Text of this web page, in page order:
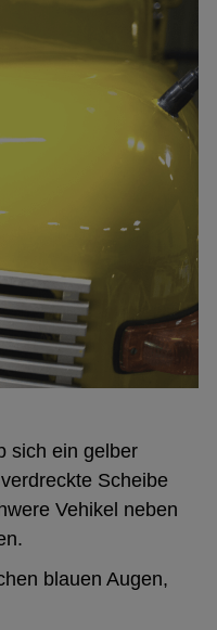
sich ein gelber
Scheibe
Vehikel neben
blauen Augen,